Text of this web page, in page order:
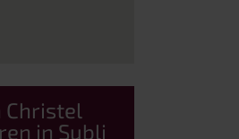
Christel
in Subli